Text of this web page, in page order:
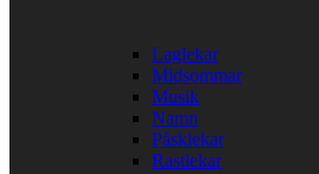
Laglekar
Midsommar
Musik
Namn
Påsklekar
Rastlekar